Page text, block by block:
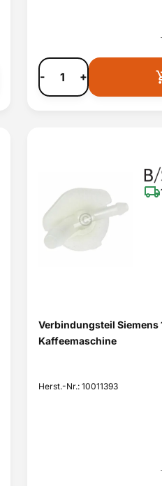
- +
Verbindungsteil Siemens
Kaffeemaschine
Herst.-Nr.: 10011393